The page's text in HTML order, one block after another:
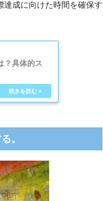
達成に向けた時間を確保す
？具体的ス
。